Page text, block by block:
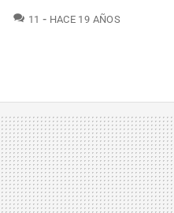
11 COMENTARIOS
HACE 19 AÑOS